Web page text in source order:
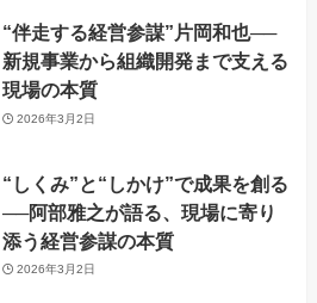
“伴走する経営参謀”片岡和也──
新規事業から組織開発まで支える
現場の本質
2026年3月2日
“しくみ”と“しかけ”で成果を創る
──阿部雅之が語る、現場に寄り
添う経営参謀の本質
2026年3月2日